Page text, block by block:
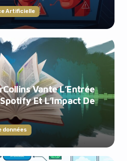
Artificielle
Vante L’Entrée
Et L’Impact De
données